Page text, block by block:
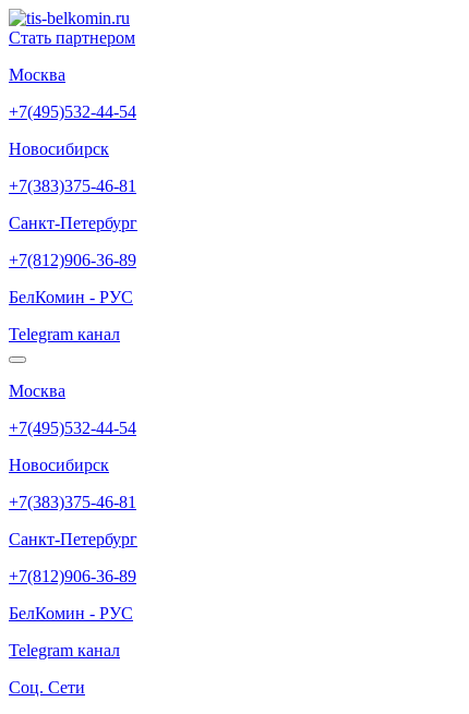
Стать партнером
Москва
+7(495)532-44-54
Новосибирск
+7(383)375-46-81
Санкт-Петербург
+7(812)906-36-89
БелКомин - РУС
Telegram канал
Москва
+7(495)532-44-54
Новосибирск
+7(383)375-46-81
Санкт-Петербург
+7(812)906-36-89
БелКомин - РУС
Telegram канал
Соц. Сети